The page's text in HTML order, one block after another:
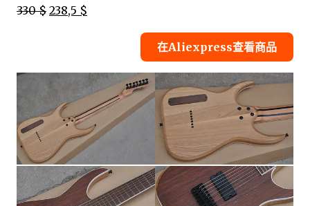
330 $ 238,5 $
在Aliexpress查看商品